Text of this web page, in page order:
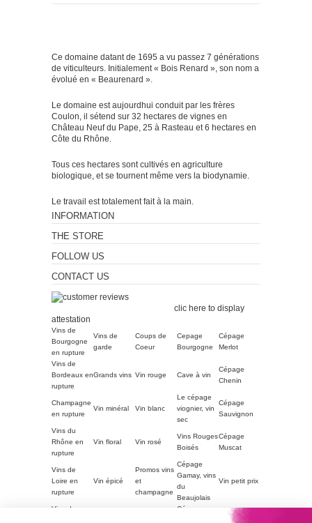
Ce domaine datant de 1695 a vu passez 7 générations
de viticulteurs. Initialement « Bois Renard », son nom a
évolué en « Beaurenard ».
Le domaine est aujourdhui conduit par les frères
Coulon, il sétend sur 32 hectares de vignes en
Château Neuf du Pape, 25 à Rasteau et 6 hectares en
Côte du Rhône.
Tous ces hectares sont cultivés en agriculture
biologique, et se tournent même vers la biodynamie.
Le travail est totalement fait à la main.
INFORMATION
THE STORE
FOLLOW US
CONTACT US
clic here to display
attestation
Vins de
Bourgogne
en rupture
Vins de
garde
Coups de
Coeur
Cepage
Bourgogne
Cépage
Merlot
Vins de
Bordeaux en
rupture
Grands vins Vin rouge Cave à vin
Cépage
Chenin
Champagne
en rupture
Vin minéral Vin blanc
Le cépage
viognier, vin
sec
Cépage
Sauvignon
Vins du
Rhône en
rupture
Vin floral Vin rosé
Vins Rouges
Boisés
Cépage
Muscat
Vins de
Loire en
rupture
Vin épicé
Promos vins
et
champagne
Cépage
Gamay, vins
du
Beaujolais
Vin petit prix
Vins du
Cépage
Champagne